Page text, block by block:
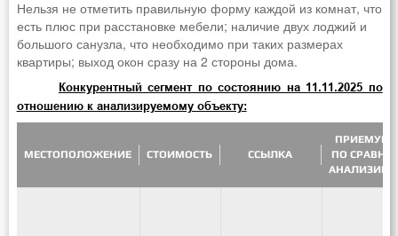
Нельзя не отметить правильную форму каждой из комнат, что
есть плюс при расстановке мебели; наличие двух лоджий и
большого санузла, что необходимо при таких размерах
квартиры; выход окон сразу на 2 стороны дома.
Конкурентный сегмент по состоянию на 11.11.2025 по
отношению к анализируемому объекту:
МЕСТОПОЛОЖЕНИЕ СТОИМОСТЬ ССЫЛКА
ПО